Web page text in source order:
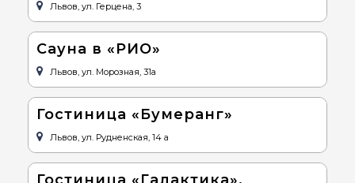
Львов, ул. Герцена, 3
Сауна в «РИО»
Львов, ул. Морозная, 31а
Гостиница «Бумеранг»
Львов, ул. Рудненская, 14 а